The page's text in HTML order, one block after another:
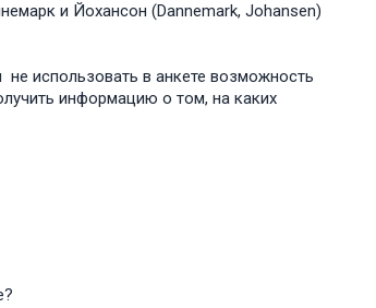
и Йохансон (Dannemark, Johansen)
использовать в анкете возможность
информацию о том, на каких